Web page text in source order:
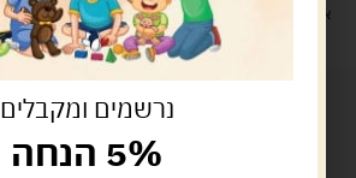
איסוף עצמי: מ"ביתר טויס" רחוב בניין דוד 18, ביתר עילית.
נרשמים ומקבלים
5% הנחה